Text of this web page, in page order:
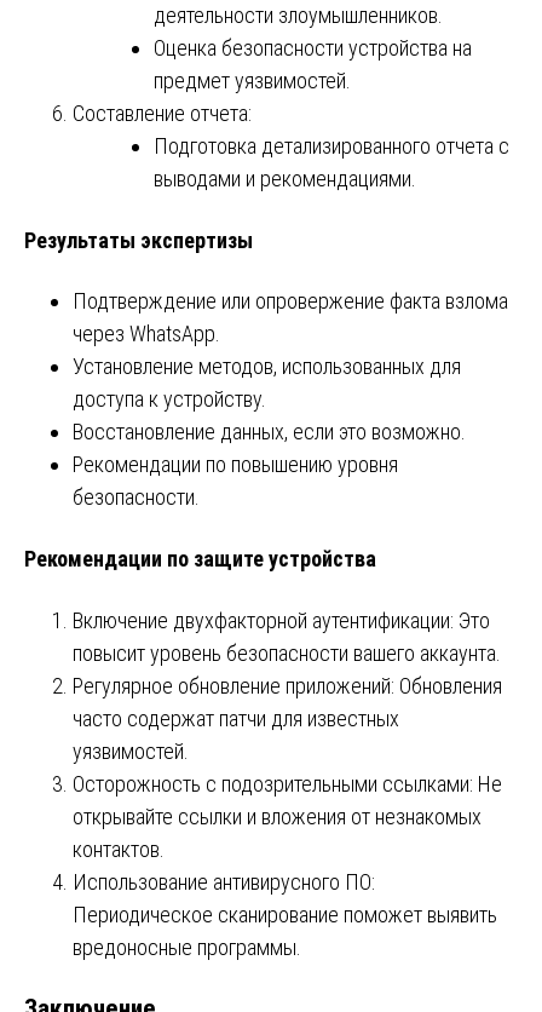
деятельности злоумышленников.
Оценка безопасности устройства на
предмет уязвимостей.
Составление отчета:
Подготовка детализированного отчета с
выводами и рекомендациями.
Результаты экспертизы
Подтверждение или опровержение факта взлома
через WhatsApp.
Установление методов, использованных для
доступа к устройству.
Восстановление данных, если это возможно.
Рекомендации по повышению уровня
безопасности.
Рекомендации по защите устройства
Включение двухфакторной аутентификации: Это
повысит уровень безопасности вашего аккаунта.
Регулярное обновление приложений: Обновления
часто содержат патчи для известных
уязвимостей.
Осторожность с подозрительными ссылками: Не
открывайте ссылки и вложения от незнакомых
контактов.
Использование антивирусного ПО:
Периодическое сканирование поможет выявить
вредоносные программы.